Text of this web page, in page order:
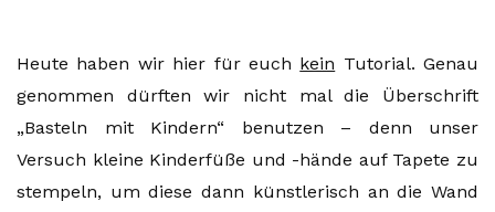
Heute haben wir hier für euch kein Tutorial. Genau
genommen dürften wir nicht mal die Überschrift
„Basteln mit Kindern“ benutzen – denn unser
Versuch kleine Kinderfüße und -hände auf Tapete zu
stempeln, um diese dann künstlerisch an die Wand